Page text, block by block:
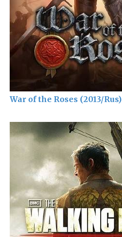
War of the Roses (2013/Rus)